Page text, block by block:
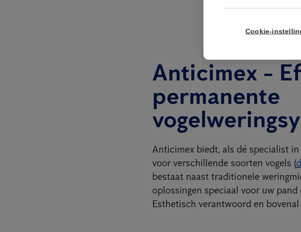
Anticimex -
permanente
Anticimex biedt, als dé specialist
voor verschillende soorten vogels (
bestaat naast traditionele
oplossingen speciaal voor uw
Esthetisch verantwoord en
Cookie-